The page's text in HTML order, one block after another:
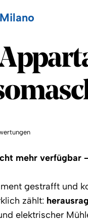
mehr verfügbar
gestrafft und
zählt:
elektrischer